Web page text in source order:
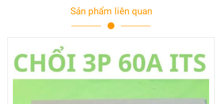
Sản phẩm liên quan